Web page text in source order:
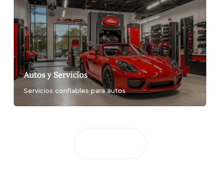
Autos y Servicios
Servicios confiables para autos